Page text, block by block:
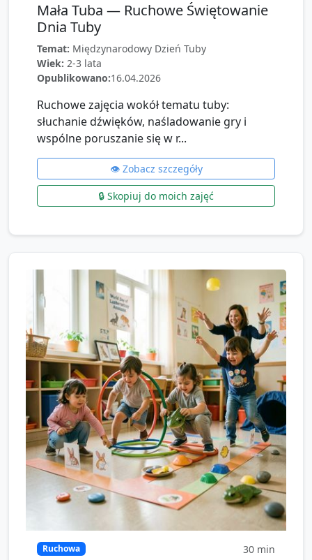
Mała Tuba — Ruchowe Świętowanie
Dnia Tuby
Temat: Międzynarodowy Dzień Tuby
Wiek: 2-3 lata
Opublikowano:16.04.2026
Ruchowe zajęcia wokół tematu tuby:
słuchanie dźwięków, naśladowanie gry i
wspólne poruszanie się w r...
👁️ Zobacz szczegóły
🔒 Skopiuj do moich zajęć
Ruchowa 30 min